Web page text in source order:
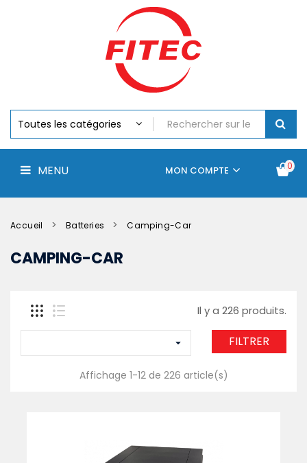
MENU 0
MON COMPTE
Chargeurs
Accus
Perceuse,
Visseuse
Batteries
Accueil Batteries Camping-Car
CAMPING-CAR
Il y a 226 produits.
 FILTRER
Affichage 1-12 de 226 article(s)